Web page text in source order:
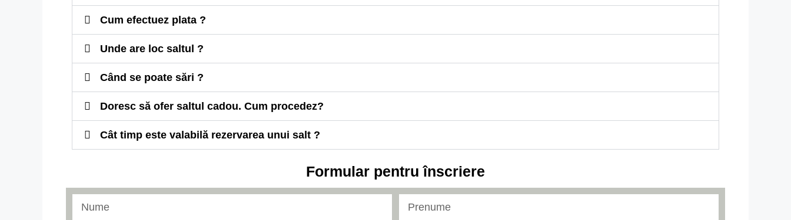
Cum efectuez plata ?
Unde are loc saltul ?
Când se poate sări ?
Doresc să ofer saltul cadou. Cum procedez?
Cât timp este valabilă rezervarea unui salt ?
Formular pentru înscriere